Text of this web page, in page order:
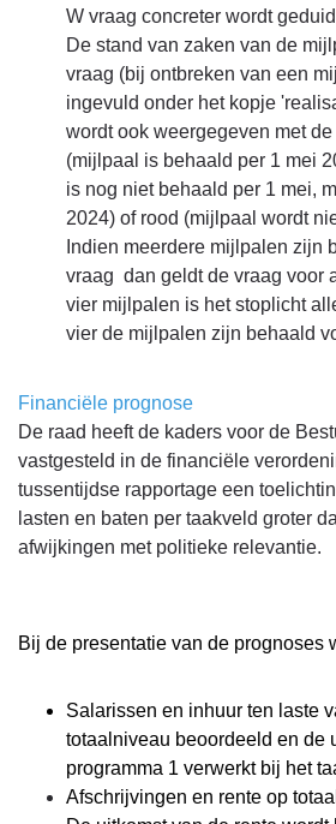
W vraag concreter wordt
De stand van zaken van de
vraag (bij ontbreken van een
ingevuld onder het kopje
wordt ook weergegeven met
(mijlpaal is behaald per 1 mei
is nog niet behaald per 1 mei,
2024) of rood (mijlpaal wordt
Indien meerdere mijlpalen zijn
vraag dan geldt de vraag voor
vier mijlpalen is het stoplicht
vier de mijlpalen zijn behaald
Financiële prognose
De raad heeft de kaders voor de
vastgesteld in de financiële
tussentijdse rapportage een
lasten en baten per taakveld groter
afwijkingen met politieke relevantie.
Bij de presentatie van de prognoses
Salarissen en inhuur ten laste
totaalniveau beoordeeld en de
programma 1 verwerkt bij het
Afschrijvingen en rente op